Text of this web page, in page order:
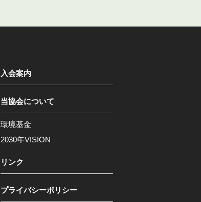
入会案内
当協会について
環境基金
2030年VISION
リンク
プライバシーポリシー